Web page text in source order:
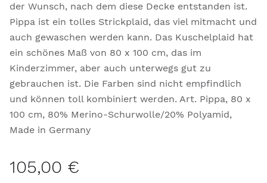
der Wunsch, nach dem diese Decke entstanden ist.
Pippa ist ein tolles Strickplaid, das viel mitmacht und
auch gewaschen werden kann. Das Kuschelplaid hat
ein schönes Maß von 80 x 100 cm, das im
Kinderzimmer, aber auch unterwegs gut zu
gebrauchen ist. Die Farben sind nicht empfindlich
und können toll kombiniert werden. Art. Pippa, 80 x
100 cm, 80% Merino-Schurwolle/20% Polyamid,
Made in Germany
105,00 €